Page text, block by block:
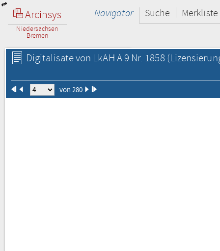
Arcinsys
Niedersachsen
Bremen
Navigator Suche Merkliste
Digitalisate von LkAH A 9 Nr. 1858
von 280